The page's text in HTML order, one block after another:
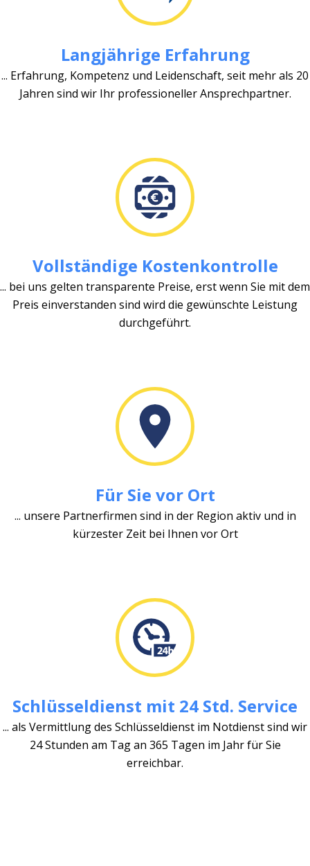
Langjährige Erfahrung
... Erfahrung, Kompetenz und Leidenschaft, seit mehr als 20
Jahren sind wir Ihr professioneller Ansprechpartner.
Vollständige Kostenkontrolle
... bei uns gelten transparente Preise, erst wenn Sie mit dem
Preis einverstanden sind wird die gewünschte Leistung
durchgeführt.
Für Sie vor Ort
... unsere Partnerfirmen sind in der Region aktiv und in
kürzester Zeit bei Ihnen vor Ort
Schlüsseldienst mit 24 Std. Service
... als Vermittlung des Schlüsseldienst im Notdienst sind wir
24 Stunden am Tag an 365 Tagen im Jahr für Sie
erreichbar.